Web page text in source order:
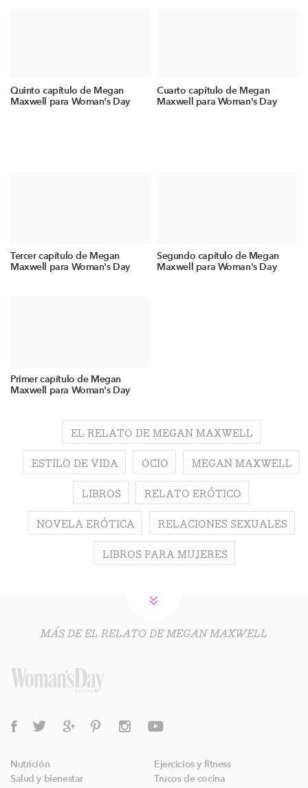
Quinto capítulo de Megan
Maxwell para Woman's Day
Cuarto capítulo de Megan
Maxwell para Woman's Day
Tercer capítulo de Megan
Maxwell para Woman's Day
Segundo capítulo de Megan
Maxwell para Woman's Day
Primer capítulo de Megan
Maxwell para Woman's Day
EL RELATO DE MEGAN MAXWELL
ESTILO DE VIDA OCIO MEGAN MAXWELL
LIBROS RELATO ERÓTICO
NOVELA ERÓTICA RELACIONES SEXUALES
LIBROS PARA MUJERES
MÁS DE EL RELATO DE MEGAN MAXWELL
Nutrición
Ejercicios y fitness
Salud y bienestar
Trucos de cocina